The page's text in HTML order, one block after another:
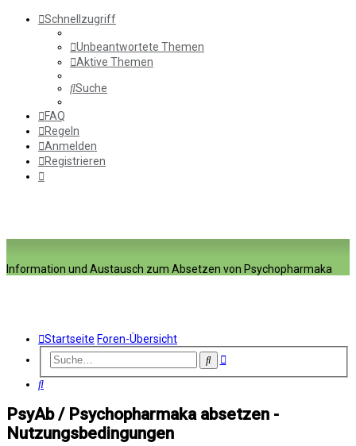
Schnellzugriff
Unbeantwortete Themen
Aktive Themen
Suche
FAQ
Regeln
Anmelden
Registrieren
Information und Austausch zum Absetzen von Psychopharmaka
Startseite Foren-Übersicht
SucheErweiterte
Suche
PsyAb / Psychopharmaka absetzen -
Nutzungsbedingungen